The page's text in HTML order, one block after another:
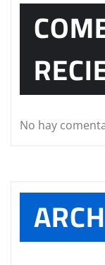
No hay